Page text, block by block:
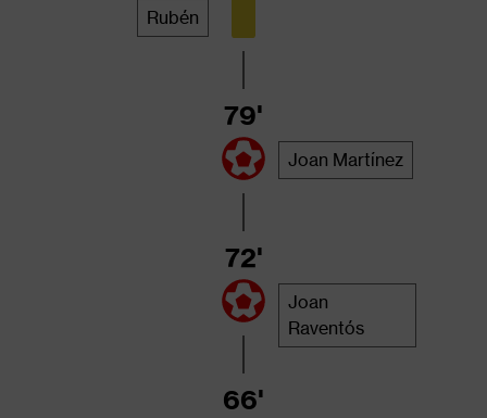
Rubén
Joan Martínez
79'
Joan
Raventós
72'
66'